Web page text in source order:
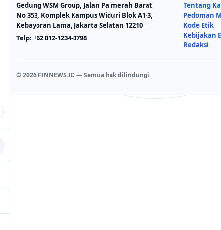
Gedung WSM Group, Jalan Palmerah Barat
No 353, Komplek Kampus Widuri Blok A1-3,
Kebayoran Lama, Jakarta Selatan 12210
Telp: +62 812-1234-8798
Tentang
Pedoman
Kode Etik
Kebijakan
Redaksi
© 2026 FINNEWS.ID — Semua hak dilindungi.